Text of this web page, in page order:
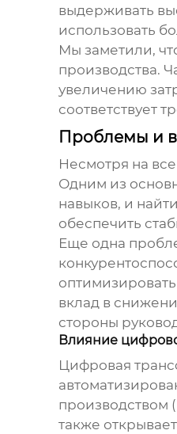
выдерживать
использовать
Мы заметили,
производства.
увеличению
соответствует
Проблемы и
Несмотря на
Одним из
навыков, и
обеспечить
Еще одна
вклад в
стороны
Влияние
Цифровая
производством
также